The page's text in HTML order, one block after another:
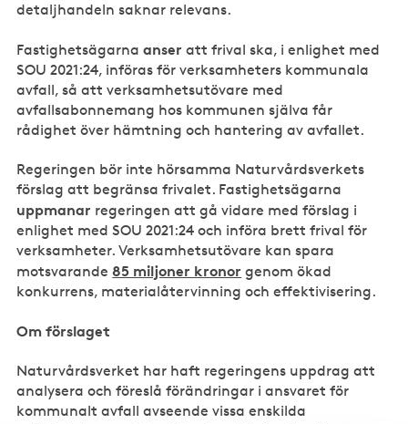
detaljhandeln saknar relevans.
Fastighetsägarnaanser att frival ska, i enlighet med
SOU 2021:24, införas för verksamheters kommunala
avfall, så att verksamhetsutövare med
avfallsabonnemang hos kommunen själva får
rådighet över hämtning och hantering av avfallet.
Regeringen bör inte hörsamma Naturvårdsverkets
förslag att begränsa frivalet. Fastighetsägarna
uppmanar regeringen att gå vidare med förslag i
enlighet med SOU 2021:24 och införa brett frival för
verksamheter. Verksamhetsutövare kan spara
motsvarande85 miljoner kronor genom ökad
konkurrens, materialåtervinning och effektivisering.
Om förslaget
Naturvårdsverket har haft regeringens uppdrag att
analysera och föreslå förändringar i ansvaret för
kommunalt avfall avseende vissa enskilda